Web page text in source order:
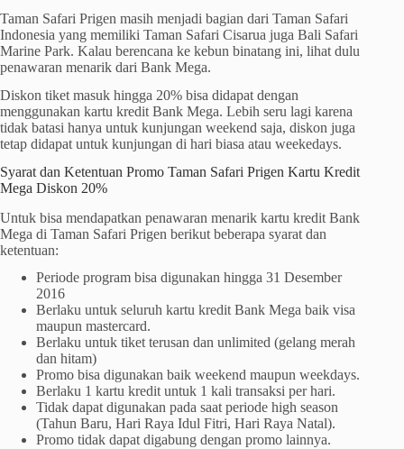
Taman Safari Prigen masih menjadi bagian dari Taman Safari
Indonesia yang memiliki Taman Safari Cisarua juga Bali Safari
Marine Park. Kalau berencana ke kebun binatang ini, lihat dulu
penawaran menarik dari Bank Mega.
Diskon tiket masuk hingga 20% bisa didapat dengan
menggunakan kartu kredit Bank Mega. Lebih seru lagi karena
tidak batasi hanya untuk kunjungan weekend saja, diskon juga
tetap didapat untuk kunjungan di hari biasa atau weekedays.
Syarat dan Ketentuan Promo Taman Safari Prigen Kartu Kredit
Mega Diskon 20%
Untuk bisa mendapatkan penawaran menarik kartu kredit Bank
Mega di Taman Safari Prigen berikut beberapa syarat dan
ketentuan:
Periode program bisa digunakan hingga 31 Desember
2016
Berlaku untuk seluruh kartu kredit Bank Mega baik visa
maupun mastercard.
Berlaku untuk tiket terusan dan unlimited (gelang merah
dan hitam)
Promo bisa digunakan baik weekend maupun weekdays.
Berlaku 1 kartu kredit untuk 1 kali transaksi per hari.
Tidak dapat digunakan pada saat periode high season
(Tahun Baru, Hari Raya Idul Fitri, Hari Raya Natal).
Promo tidak dapat digabung dengan promo lainnya.